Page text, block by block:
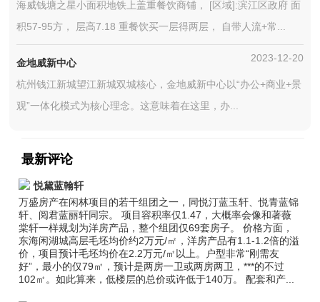
海威钱塘之星小面积地铁上盖重餐饮商铺， [区域]:滨江区政府 面
积57-95方， 层高7.18 重餐饮买一层得两层， 自带人流+常...
金地威新中心 2023-12-20
杭州钱江新城望江新城双城核心，金地威新中心以“办公+商业+景
观”一体化模式为核心理念。这意味着在这里，办...
最新评论
悦黛蓝翰轩
万盛房产在闲林项目的若干组团之一，同悦汀蓝玉轩、悦青蓝锦
轩、阅君蓝丽轩同宗。 项目容积率仅1.47，大概率会像和著薇
棠轩一样规划为洋房产品，整个组团仅69套房子。 价格方面，
东海闲湖城高层毛坯均价约2万元/㎡，洋房产品有1.1-1.2倍的溢
价，项目预计毛坯均价在2.2万元/㎡以上。户型非常“刚需友
好”，最小的仅79㎡，预计是两房一卫或两房两卫，***的不过
102㎡。如此算来，低楼层的总价或许低于140万。 配套和产...